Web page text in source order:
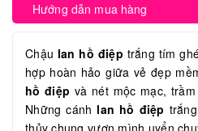
Hướng dẫn mua hàng
Chậu lan hồ điệp trắng tím
hợp hoàn hảo giữa vẻ đẹp
hồ điệp và nét mộc mạc,
Những cánh lan hồ điệp